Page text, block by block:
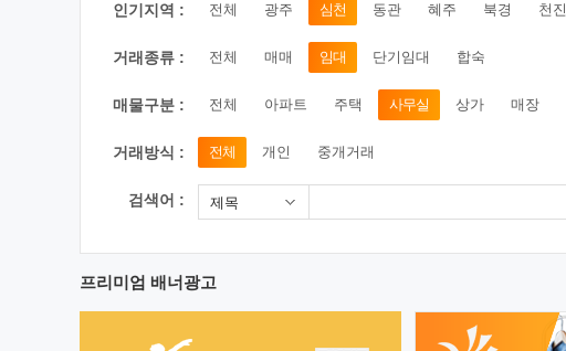
인기지역 : 전체 광주 심천 동관 혜주 북경 천진
거래종류 : 전체 매매 임대 단기임대 합숙
매물구분 : 전체 아파트 주택 사무실 상가 매장
거래방식 : 전체 개인 중개거래
검색어 : 제목
프리미엄 배너광고